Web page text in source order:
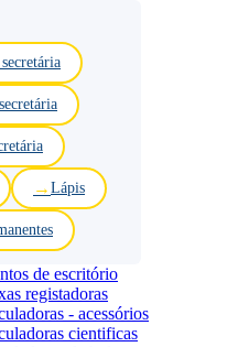
Lápis
de escritório
registadoras
- acessórios
cientificas